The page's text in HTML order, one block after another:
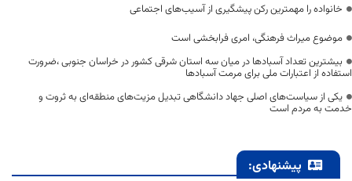
خانواده را مهمترین رکن پیشگیری از آسیب‌های اجتماعی
موضوع میراث فرهنگی، امری فرابخشی است
بیشترین تعداد آسبادها در میان سه استان شرقی کشور در خراسان جنوبی ،ضرورت
استفاده از اعتبارات ملی برای مرمت آسبادها
یکی از سیاست‌های اصلی جهاد دانشگاهی تبدیل مزیت‌های منطقه‌ای به ثروت و
خدمت به مردم است
پیشنهادی: